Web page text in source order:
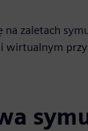
na zaletach
wirtualnym